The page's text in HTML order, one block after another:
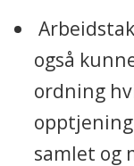
også
ordning
samlet og